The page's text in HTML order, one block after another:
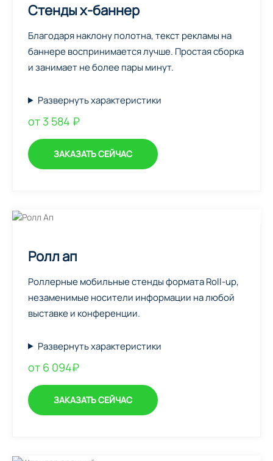
Стенды х-баннер
Благодаря наклону полотна, текст рекламы на
баннере воспринимается лучше. Простая сборка
и занимает не более пары минут.
Развернуть характеристики
от 3 584 ₽
ЗАКАЗАТЬ СЕЙЧАС
Ролл ап
Роллерные мобильные стенды формата Roll-up,
незаменимые носители информации на любой
выставке и конференции.
Развернуть характеристики
от 6 094₽
ЗАКАЗАТЬ СЕЙЧАС